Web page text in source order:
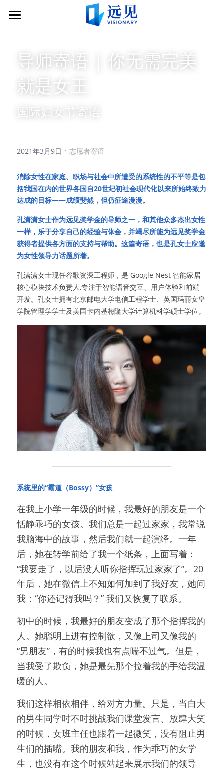
申请远见导师服务
申请成为志愿者
社区
社区简介
互动分享会
志愿者
关于
公示信息
登录远图
导师寄语 | 你无需完美
就是女王
国际妇女节寄语
2021年3月9日 · 志愿者寄语
消除女性在家庭、职场与社会中所遭受的系统性的不平等是包
括我国在内的世界各国自20世纪初社会现代化以来所始终致力
达成的目标——成绩斐然，但仍征途漫漫。
孔潇潇女士作为远见奖学金的导师之一，和其他众多杰出女性
一样，乐于分享自己的经验与体会，并竭尽所能为远见奖学金
获得者提供各方面的支持与帮助。这篇寄语，也是孔女士应邀
为女性领导力话题所著。
孔潇潇女士现任谷歌资深工程师，是 Google Nest 智能家居
核心模块技术负责人,专注于智能语音交互、用户体验和前端
开发。孔女士拥有北京邮电大学电信工程学士、英国玛丽女皇
学院管理学学士及美国卡内基梅隆大学计算机科学硕士学位。
系统里的“霸道（Bossy）”女孩
在我上小学一年级的时候，我最好的朋友是一个
恬静乖巧的女孩。我们总是一起过家家，我常说
我脑海中的故事，然后我们就一起演绎。一年
后，她在转学前给了我一个纸条，上面写着：
“我要走了，以后没人听你指挥玩过家家了”。20
年后，她在微信上不知如何加到了我好友，她问
我：“你还记得我吗？” 我们又恢复了联系。
初中的时候，我最好的朋友变成了那个指挥我的
人。她聪明上进有控制欲，又像上司又像我的
“男朋友”，有的时候我也有点喘不过气。但是，
当我受了欺负，她是最先那个拉着我的手给我温
暖的人。
我们这样相依相伴，给对方力量。只是，当自大
的男生同学时不时挑战我们课堂发言、放肆大笑
的时候，女班主任也跟着一起微笑，没有阻止男
生们的插嘴。我的朋友和我，作为乖巧的女学
生，也没有在这个时候站起来展示我们的领导
商品分类